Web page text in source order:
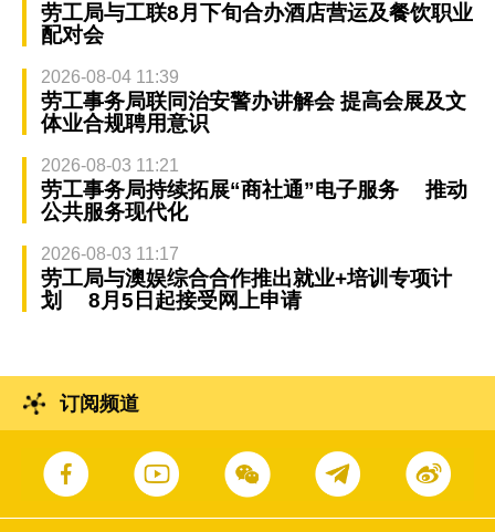
劳工局与工联8月下旬合办酒店营运及餐饮职业
配对会
2026-08-04 11:39
劳工事务局联同治安警办讲解会 提高会展及文
体业合规聘用意识
2026-08-03 11:21
劳工事务局持续拓展“商社通”电子服务 推动
公共服务现代化
2026-08-03 11:17
劳工局与澳娱综合合作推出就业+培训专项计
划 8月5日起接受网上申请
订阅频道